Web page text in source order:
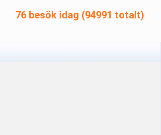
76 besök idag (94991 totalt)